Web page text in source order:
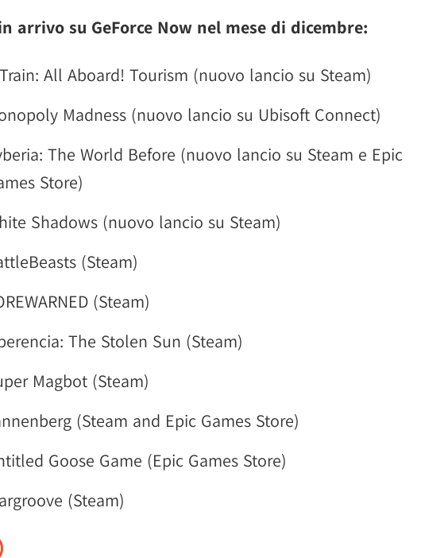
arrivo su GeForce Now nel mese di dicembre:
All Aboard! Tourism (nuovo lancio su Steam)
Madness (nuovo lancio su Ubisoft Connect)
The World Before (nuovo lancio su Steam e Epic
Store)
Shadows (nuovo lancio su Steam)
(Steam)
(Steam)
The Stolen Sun (Steam)
Magbot (Steam)
(Steam and Epic Games Store)
Goose Game (Epic Games Store)
(Steam)